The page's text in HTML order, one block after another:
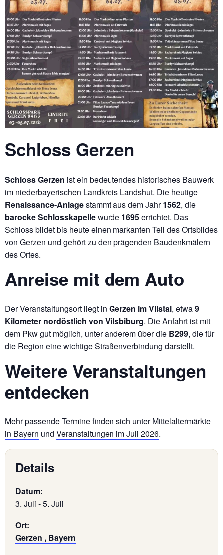
Schloss Gerzen
Schloss Gerzen ist ein bedeutendes historisches Bauwerk
im niederbayerischen Landkreis Landshut. Die heutige
Renaissance-Anlagestammt aus dem Jahr1562, die
barocke Schlosskapellewurde 1695errichtet. Das
Schloss bildet bis heute einen markanten Teil des Ortsbildes
von Gerzen und gehört zu den prägenden Baudenkmälern
des Ortes.
Anreise mit dem Auto
Der Veranstaltungsort liegt in Gerzen im Vilstal, etwa9
Kilometer nordöstlich von Vilsbiburg. Die Anfahrt ist mit
dem Pkw gut möglich, unter anderem über die B299, die für
die Region eine wichtige Straßenverbindung darstellt.
Weitere Veranstaltungen
entdecken
Mehr passende Termine finden sich unterMittelaltermärkte
in Bayern und Veranstaltungen im Juli 2026.
Details
Datum:
3. Juli -5. Juli
Ort:
Gerzen , Bayern